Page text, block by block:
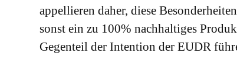
appellieren daher, diese
sonst ein zu 100% nachhaltiges
Gegenteil der Intention der EUDR